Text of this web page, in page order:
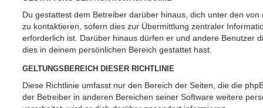
Du gestattest dem Betreiber darüber hinaus, dich unter den
zu kontaktieren, sofern dies zur Übermittlung zentraler
erforderlich ist. Darüber hinaus dürfen er und andere Benutzer
dies in deinem persönlichen Bereich gestattet hast.
GELTUNGSBEREICH DIESER RICHTLINIE
Diese Richtlinie umfasst nur den Bereich der Seiten, die die
der Betreiber in anderen Bereichen seiner Software weitere